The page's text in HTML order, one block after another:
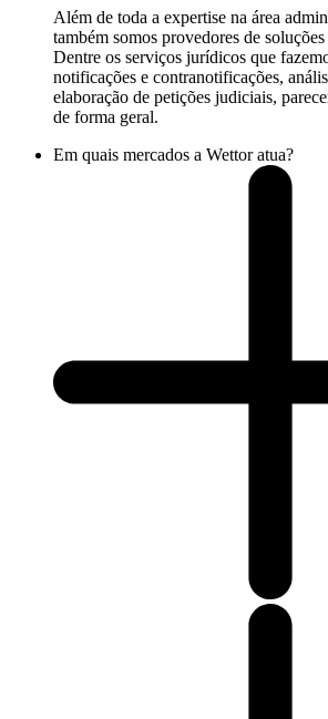
Além de toda a expertise na área
também somos provedores de
Dentre os serviços jurídicos que
notificações e contranotificações,
elaboração de petições judiciais,
de forma geral.
Em quais mercados a Wettor atua?